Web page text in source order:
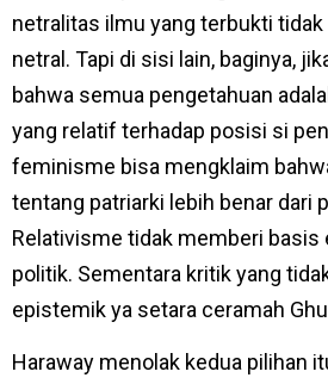
netralitas ilmu yang terbukti
netral. Tapi di sisi lain, baginya,
bahwa semua pengetahuan
yang relatif terhadap posisi si
feminisme bisa mengklaim
tentang patriarki lebih benar dari
Relativisme tidak memberi
politik. Sementara kritik yang
epistemik ya setara ceramah
Haraway menolak kedua pilihan